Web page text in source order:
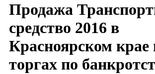
Продажа
средство 2016 в
Красноярском крае
торгах по